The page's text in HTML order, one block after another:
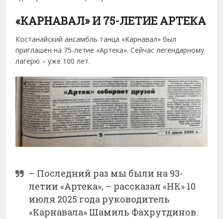
«КАРНАВАЛ» И 75-ЛЕТИЕ АРТЕКА
Костанайский ансамбль танца «Карнавал» был
приглашен на 75-летие «Артека». Сейчас легендарному
лагерю – уже 100 лет.
– Последний раз мы были на 93-
летии «Артека», – рассказал «НК» 10
июля 2025 года руководитель
«Карнавала» Шамиль Фахрутдинов.